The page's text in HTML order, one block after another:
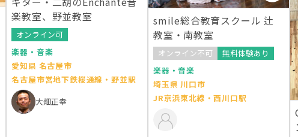
楽教室、野並教室
オンライン可
楽器・音楽
愛知県 名古屋市
名古屋市営地下鉄桜通線・野並駅
大畑正幸
smile総合教育スクール 辻
教室・南教室
オンライン不可
無料体験あり
楽器・音楽
埼玉県 川口市
JR京浜東北線・西川口駅